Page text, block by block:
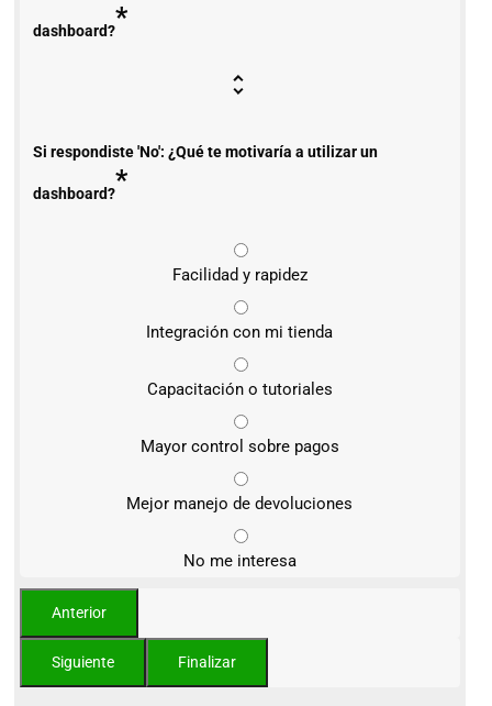
dashboard?*
Si respondiste 'No': ¿Qué te motivaría a utilizar un
dashboard?*
Facilidad y rapidez
Integración con mi tienda
Capacitación o tutoriales
Mayor control sobre pagos
Mejor manejo de devoluciones
No me interesa